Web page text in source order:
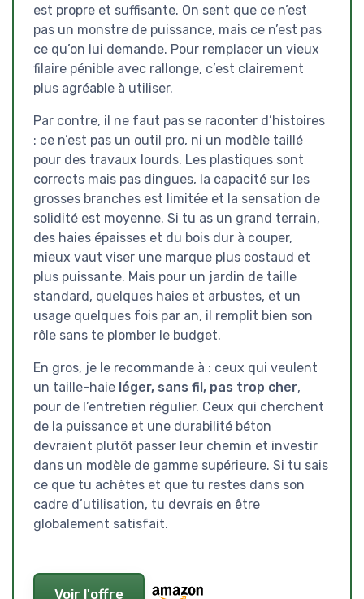
est propre et suffisante. On sent que ce n’est
pas un monstre de puissance, mais ce n’est pas
ce qu’on lui demande. Pour remplacer un vieux
filaire pénible avec rallonge, c’est clairement
plus agréable à utiliser.
Par contre, il ne faut pas se raconter d’histoires
: ce n’est pas un outil pro, ni un modèle taillé
pour des travaux lourds. Les plastiques sont
corrects mais pas dingues, la capacité sur les
grosses branches est limitée et la sensation de
solidité est moyenne. Si tu as un grand terrain,
des haies épaisses et du bois dur à couper,
mieux vaut viser une marque plus costaud et
plus puissante. Mais pour un jardin de taille
standard, quelques haies et arbustes, et un
usage quelques fois par an, il remplit bien son
rôle sans te plomber le budget.
En gros, je le recommande à : ceux qui veulent
un taille-haie léger, sans fil, pas trop cher,
pour de l’entretien régulier. Ceux qui cherchent
de la puissance et une durabilité béton
devraient plutôt passer leur chemin et investir
dans un modèle de gamme supérieure. Si tu sais
ce que tu achètes et que tu restes dans son
cadre d’utilisation, tu devrais en être
globalement satisfait.
Voir l'offre